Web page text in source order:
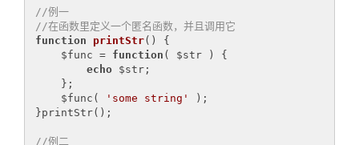
//例一
//在函数里定义一个匿名函数，并且调用它
function
printStr()
{
$func = function ( $str )
{
echo $str;
};
$func(
'some string'
);
}printStr();
//例二